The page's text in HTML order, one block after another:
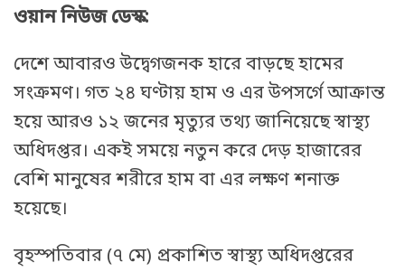
ওয়ান নিউজ ডেস্ক:
দেশে আবারও উদ্বেগজনক হারে বাড়ছে হামের
সংক্রমণ। গত ২৪ ঘণ্টায় হাম ও এর উপসর্গে আক্রান্ত
হয়ে আরও ১২ জনের মৃত্যুর তথ্য জানিয়েছে স্বাস্থ্য
অধিদপ্তর। একই সময়ে নতুন করে দেড় হাজারের
বেশি মানুষের শরীরে হাম বা এর লক্ষণ শনাক্ত
হয়েছে।
বৃহস্পতিবার (৭ মে) প্রকাশিত স্বাস্থ্য অধিদপ্তরের